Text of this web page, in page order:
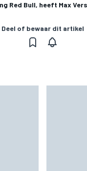
Red Bull, heeft Max
Deel of bewaar dit artikel